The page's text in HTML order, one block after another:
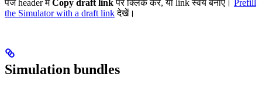
पेज header मेंCopy draft linkपर क्लिक करें, या link स्वयं बनाएँ। Prefill
the Simulator with a draft linkदेखें।
Simulation bundles